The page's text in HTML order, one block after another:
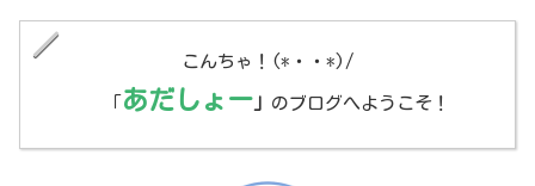
こんちゃ！(*・・*)/
あだしょー」 のブログへようこそ！